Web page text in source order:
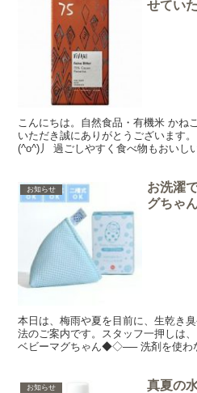
せてい
こんにちは。自然食品・有機米 かね
いただき誠にありがとうございます
(^o^)丿 過ごしやすく食べ物もおいし
お知らせ
お洗濯
グちゃ
本日は、梅雨や夏を目前に、生乾き
法のご案内です。スタッフ一押しは
ベビーマグちゃん◆◇── 洗剤を使わ
お知らせ
真夏の